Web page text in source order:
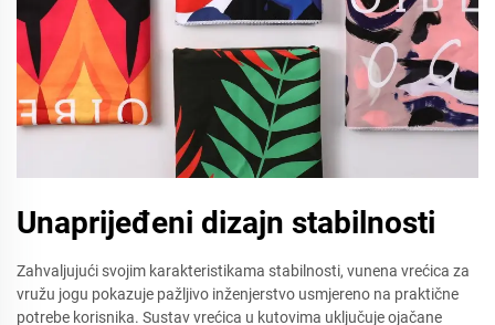
Unaprijeđeni dizajn stabilnosti
Zahvaljujući svojim karakteristikama stabilnosti, vunena vrećica za
vružu jogu pokazuje pažljivo inženjerstvo usmjereno na praktične
potrebe korisnika. Sustav vrećica u kutovima uključuje ojačane